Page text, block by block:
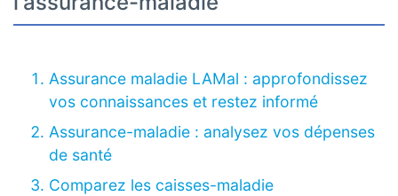
Assurance maladie LAMal : approfondissez
vos connaissances et restez informé
Assurance-maladie : analysez vos dépenses
de santé
Comparez les caisses-maladie